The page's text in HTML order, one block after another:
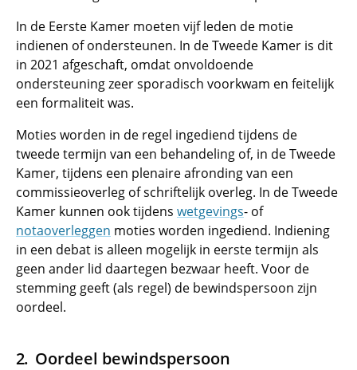
In de Eerste Kamer moeten vijf leden de motie
indienen of ondersteunen. In de Tweede Kamer is dit
in 2021 afgeschaft, omdat onvoldoende
ondersteuning zeer sporadisch voorkwam en feitelijk
een formaliteit was.
Moties worden in de regel ingediend tijdens de
tweede termijn van een behandeling of, in de Tweede
Kamer, tijdens een plenaire afronding van een
commissieoverleg of schriftelijk overleg. In de Tweede
Kamer kunnen ook tijdens wetgevings- of
notaoverleggen moties worden ingediend. Indiening
in een debat is alleen mogelijk in eerste termijn als
geen ander lid daartegen bezwaar heeft. Voor de
stemming geeft (als regel) de bewindspersoon zijn
oordeel.
Oordeel bewindspersoon